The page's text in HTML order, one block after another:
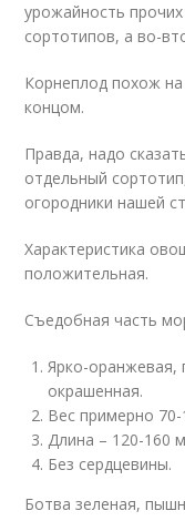
урожайность
сортотипов, а во-
Корнеплод похож
концом.
Правда, надо
отдельный
огородники нашей
Характеристика
положительная.
Съедобная часть
Ярко-оранжевая,
окрашенная.
Вес примерно 70-
Длина – 120-160
Без сердцевины.
Ботва зеленая,